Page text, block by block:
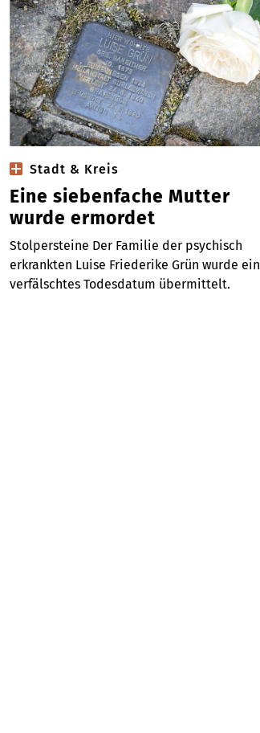
Stadt & Kreis
Eine siebenfache Mutter
wurde ermordet
Stolpersteine Der Familie der psychisch
erkrankten Luise Friederike Grün wurde ein
verfälschtes Todesdatum übermittelt.